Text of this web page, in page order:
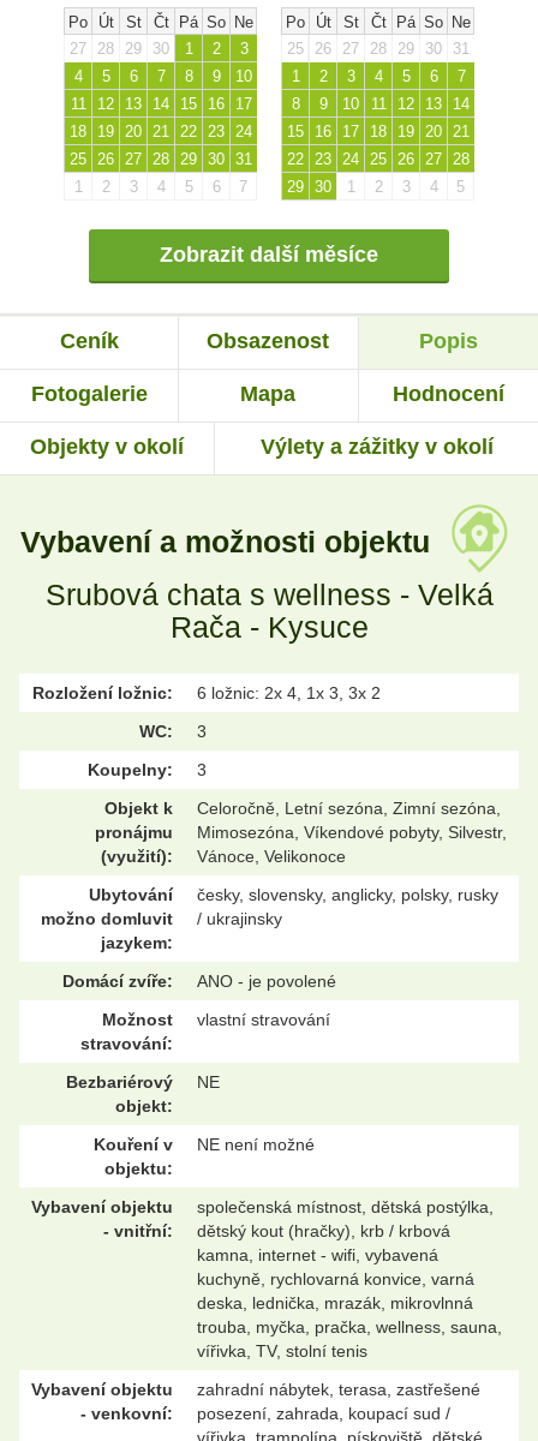
Po Út St Čt Pá So Ne
27
28 29 30 1 2
3
4
5 6 7 8 9
10
11
12 13 14 15 16
17
18
19 20 21 22 23
24
25
26 27 28 29 30 31
1
2 3 4 5 6 7
Po Út St Čt Pá So Ne
25
26 27 28 29 30
31
1
2 3 4 5 6
7
8
9 10 11 12 13
14
15
16 17 18 19 20
21
22
23 24 25 26 27
28
29 30 1 2 3 4 5
Zobrazit další měsíce
Ceník Obsazenost Popis
Fotogalerie Mapa Hodnocení
Objekty v okolí Výlety a zážitky v okolí
Vybavení a možnosti objektu
Srubová chata s wellness - Velká
Rača - Kysuce
Rozložení ložnic:
6 ložnic: 2x 4, 1x 3, 3x 2
WC:
3
Koupelny:
3
Objekt k
pronájmu
(využití):
Celoročně, Letní sezóna, Zimní sezóna,
Mimosezóna, Víkendové pobyty, Silvestr,
Vánoce, Velikonoce
Ubytování
možno domluvit
jazykem:
česky, slovensky, anglicky, polsky, rusky
/ ukrajinsky
Domácí zvíře:
ANO - je povolené
Možnost
stravování:
vlastní stravování
Bezbariérový
objekt:
NE
Kouření v
objektu:
NE není možné
Vybavení objektu
- vnitřní:
společenská místnost, dětská postýlka,
dětský kout (hračky), krb / krbová
kamna, internet - wifi, vybavená
kuchyně, rychlovarná konvice, varná
deska, lednička, mrazák, mikrovlnná
trouba, myčka, pračka, wellness, sauna,
vířivka, TV, stolní tenis
Vybavení objektu
- venkovní:
zahradní nábytek, terasa, zastřešené
posezení, zahrada, koupací sud /